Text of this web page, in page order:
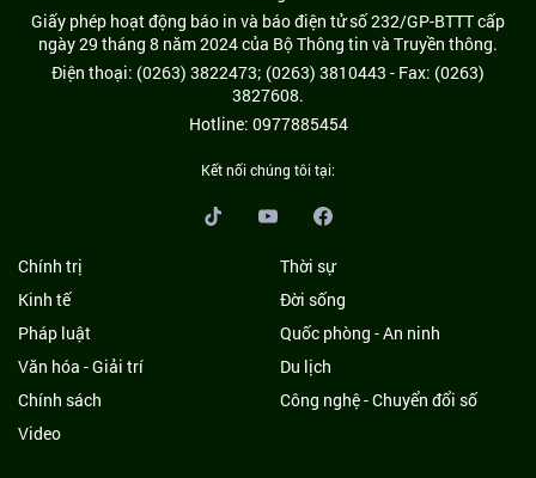
Giấy phép hoạt động báo in và báo điện tử số 232/GP-BTTT cấp
ngày 29 tháng 8 năm 2024 của Bộ Thông tin và Truyền thông.
Điện thoại: (0263) 3822473; (0263) 3810443 - Fax: (0263)
3827608.
Hotline: 0977885454
Kết nối chúng tôi tại:
Chính trị
Thời sự
Kinh tế
Đời sống
Pháp luật
Quốc phòng - An ninh
Văn hóa - Giải trí
Du lịch
Chính sách
Công nghệ - Chuyển đổi số
Video